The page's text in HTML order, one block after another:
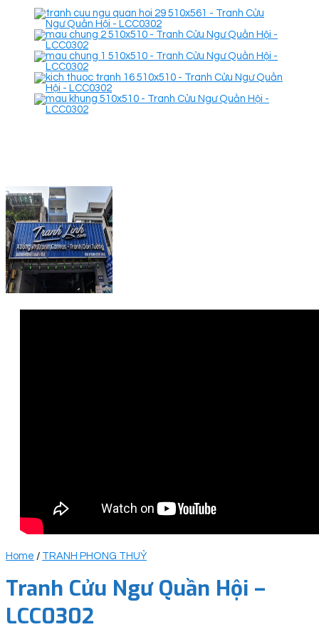
Home / TRANH PHONG THUỶ
Tranh Cửu Ngư Quần Hội –
LCC0302